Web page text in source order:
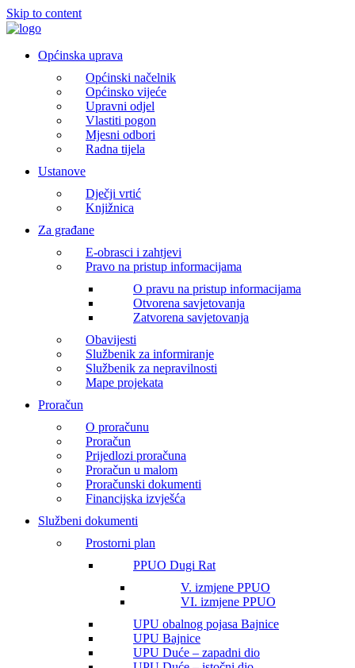
Skip to content
Općinska uprava
Općinski načelnik
Općinsko vijeće
Upravni odjel
Vlastiti pogon
Mjesni odbori
Radna tijela
Ustanove
Dječji vrtić
Knjižnica
Za građane
E-obrasci i zahtjevi
Pravo na pristup informacijama
O pravu na pristup informacijama
Otvorena savjetovanja
Zatvorena savjetovanja
Obavijesti
Službenik za informiranje
Službenik za nepravilnosti
Mape projekata
Proračun
O proračunu
Proračun
Prijedlozi proračuna
Proračun u malom
Proračunski dokumenti
Financijska izvješća
Službeni dokumenti
Prostorni plan
PPUO Dugi Rat
V. izmjene PPUO
VI. izmjene PPUO
UPU obalnog pojasa Bajnice
UPU Bajnice
UPU Duće – zapadni dio